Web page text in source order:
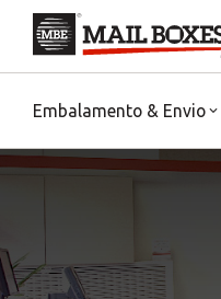
Embalamento & Envio